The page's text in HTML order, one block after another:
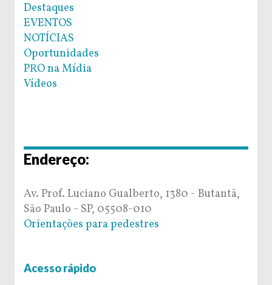
Destaques
EVENTOS
NOTÍCIAS
Oportunidades
PRO na Mídia
Vídeos
Endereço:
Av. Prof. Luciano Gualberto, 1380 - Butantã,
São Paulo - SP, 05508-010
Orientações para pedestres
Acesso rápido